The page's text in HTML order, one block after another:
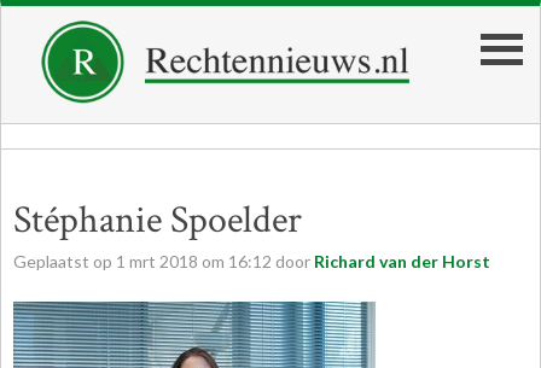
Stéphanie Spoelder
Geplaatst op 1 mrt 2018 om 16:12 door Richard van der Horst